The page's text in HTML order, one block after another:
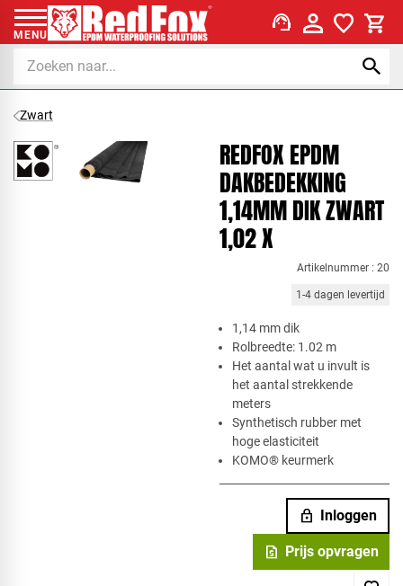
MENU support_agent
Zwart
REDFOX EPDM
DAKBEDEKKING
1,14MM DIK ZWART
1,02 X
Artikelnummer : 20
1-4 dagen levertijd
​1,14 mm dik
Rolbreedte: 1.02 m
Het aantal wat u invult is
het aantal strekkende
meters
Synthetisch rubber met
hoge elasticiteit
KOMO® keurmerk
lock Inloggen
request_quote Prijs opvragen